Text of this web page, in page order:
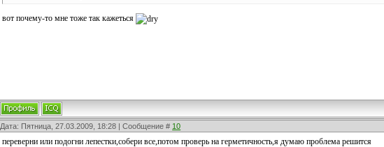
вот почему-то мне тоже так кажеться
Дата: Пятница, 27.03.2009, 18:28 | Сообщение # 10
переверни или подогни лепестки,собери все,потом проверь на герметичность,я думаю проблема решится